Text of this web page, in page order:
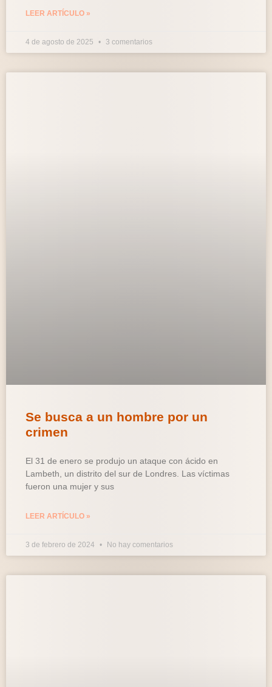
LEER ARTÍCULO »
4 de agosto de 2025 3 comentarios
Se busca a un hombre por un
crimen
El 31 de enero se produjo un ataque con ácido en
Lambeth, un distrito del sur de Londres. Las víctimas
fueron una mujer y sus
LEER ARTÍCULO »
3 de febrero de 2024 No hay comentarios